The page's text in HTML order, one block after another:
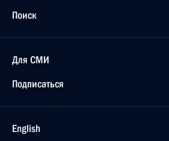
Поиск
Для СМИ
Подписаться
English